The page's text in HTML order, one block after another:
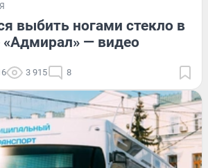
выбить ногами стекло в
«Адмирал» — видео
3 915 8